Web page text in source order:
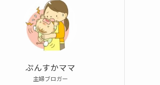
ぷんすかママ
主婦ブロガー